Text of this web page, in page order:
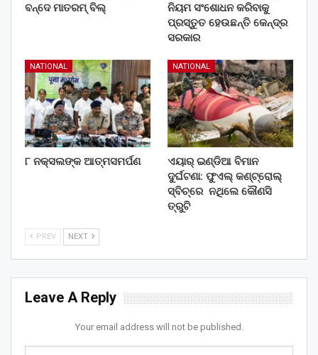
ବନ୍ଦେ ମାତରମ୍‌ ବିଲ୍‌
ନିୟମ ସଂଶୋଧନ କରିବାକୁ
ପ୍ରସ୍ତୁତ ହେଉଛନ୍ତି କେନ୍ଦ୍ର
ସରକାର
NATIONAL
୮ ନକ୍ସଲଙ୍କ ଆତ୍ମସମର୍ପଣ
NATIONAL
ଏୟାର୍ ଇଣ୍ଡିଆ ବିମାନ
ଦୁର୍ଘଟଣା: ଫୁଏଲ୍‌ କଣ୍ଟ୍ରୋଲ୍‌
ସ୍ବିଚ୍‌ରେ ନଥିଲେ କୌଣସି
ତ୍ରୁଟି
PREV NEXT
Leave A Reply
Your email address will not be published.